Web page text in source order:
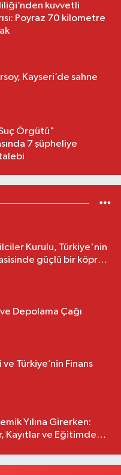
kuvvetli
Poyraz 70 kilometre
Kayseri’de sahne
Örgütü"
7 şüpheliye
Kurulu, Türkiye'nin
güçlü bir köprü
Depolama Çağı
Türkiye’nin Finans
Yılına Girerken:
Kayıtlar ve Eğitimde